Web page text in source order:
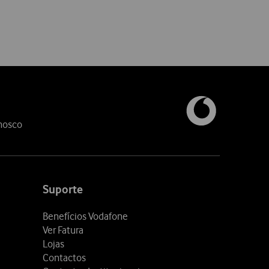
Suporte
Benefícios Vodafone
Ver Fatura
Lojas
Contactos